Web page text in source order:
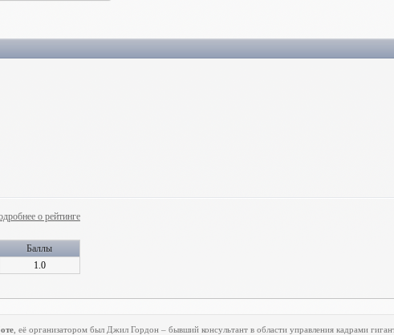
о рейтинге
Баллы
1.0
, её организатором был Джил Гордон – бывший консультант в области управления кадрами